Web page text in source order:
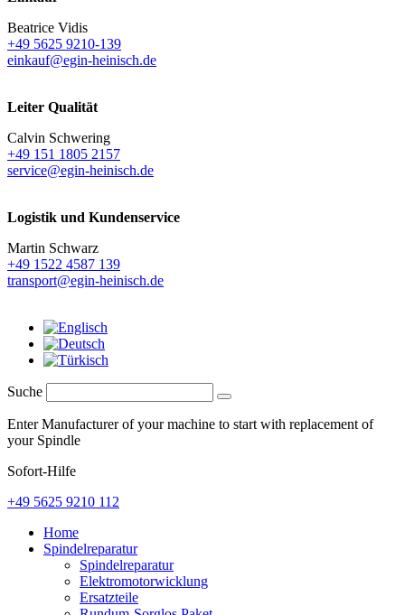
Beatrice Vidis
+49 5625 9210-139
einkauf@egin-heinisch.de
Leiter Qualität
Calvin Schwering
+49 151 1805 2157
service@egin-heinisch.de
Logistik und Kundenservice
Martin Schwarz
+49 1522 4587 139
transport@egin-heinisch.de
Suche
Enter Manufacturer of your machine to start with replacement of
your Spindle
Sofort-Hilfe
+49 5625 9210 112
Home
Spindelreparatur
Spindelreparatur
Elektromotorwicklung
Ersatzteile